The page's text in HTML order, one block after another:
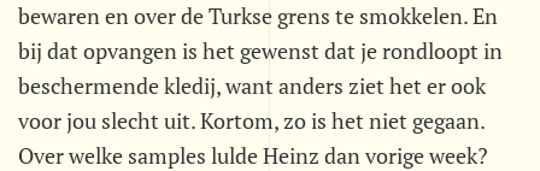
bewaren en over de Turkse grens te smokkelen. En
bij dat opvangen is het gewenst dat je rondloopt in
beschermende kledij, want anders ziet het er ook
voor jou slecht uit. Kortom, zo is het niet gegaan.
Over welke samples lulde Heinz dan vorige week?